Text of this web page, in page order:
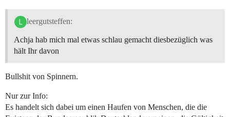
leergutsteffen:
Achja hab mich mal etwas schlau gemacht diesbezüglich was
hält Ihr davon
Bullshit von Spinnern.
Nur zur Info:
Es handelt sich dabei um einen Haufen von Menschen, die die